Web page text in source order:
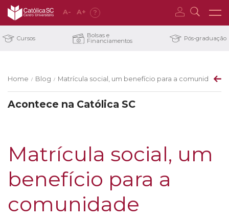
A- A+ ?
Cursos Bolsas e
Financiamentos Pós-graduação
Home / Blog / Matrícula social, um benefício para a comunidade
Acontece na Católica SC
Matrícula social, um
benefício para a
comunidade